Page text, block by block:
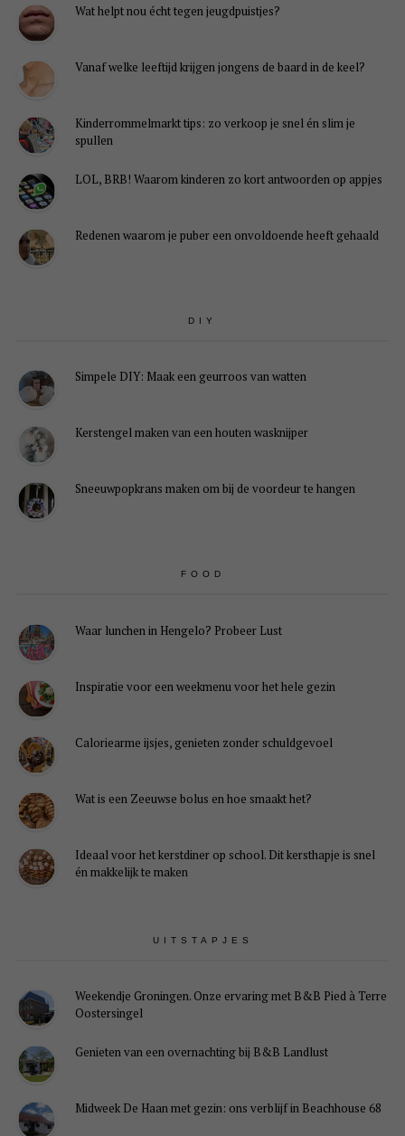
Wat helpt nou écht tegen jeugdpuistjes?
Vanaf welke leeftijd krijgen jongens de baard in de keel?
Kinderrommelmarkt tips: zo verkoop je snel én slim je
spullen
LOL, BRB! Waarom kinderen zo kort antwoorden op appjes
Redenen waarom je puber een onvoldoende heeft gehaald
DIY
Simpele DIY: Maak een geurroos van watten
Kerstengel maken van een houten wasknijper
Sneeuwpopkrans maken om bij de voordeur te hangen
FOOD
Waar lunchen in Hengelo? Probeer Lust
Inspiratie voor een weekmenu voor het hele gezin
Caloriearme ijsjes, genieten zonder schuldgevoel
Wat is een Zeeuwse bolus en hoe smaakt het?
Ideaal voor het kerstdiner op school. Dit kersthapje is snel
én makkelijk te maken
UITSTAPJES
Weekendje Groningen. Onze ervaring met B&B Pied à Terre
Oostersingel
Genieten van een overnachting bij B&B Landlust
Midweek De Haan met gezin: ons verblijf in Beachhouse 68